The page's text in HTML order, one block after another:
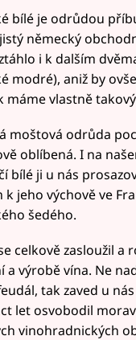
bílé je odrůdou
německý
i k dalším
modré), aniž by
máme vlastně
moštová odrůda
oblíbená. I na
bílé ji u nás
k jeho výchově ve
šedého.
celkově zasloužil
a výrobě vína. Ne
tak zaved u
let osvobodil
vinohradnických